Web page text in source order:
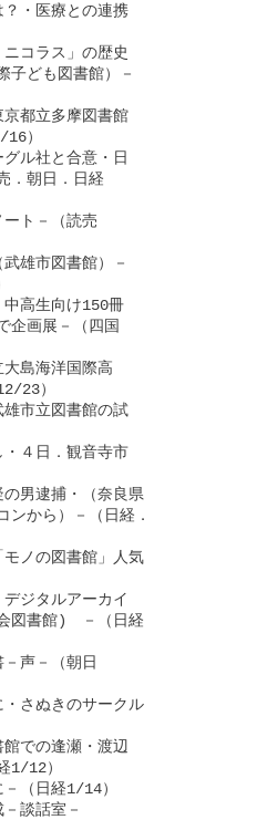
・医療との連携
コラス」の歴史
子ども図書館）－
都立多摩図書館
）
ル社と合意・日
．朝日．日経
ト－（読売
雄市図書館）－
高生向け150冊
企画展－（四国
島海洋国際高
23）
市立図書館の試
４日．観音寺市
男逮捕・（奈良県
から）－（日経．
ノの図書館」人気
ジタルアーカイ
図書館)　－（日経
声－（朝日
さぬきのサークル
での逢瀬・渡辺
1/12）
（日経1/14）
談話室－